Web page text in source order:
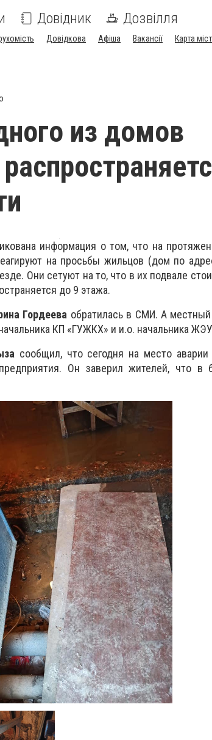
Довідник Дозвілля
Довідкова Афіша Вакансії Карта
из домов
информация о том, что на
на просьбы жильцов (дом по
Они сетуют на то, что в их подвале
до 9 этажа.
Гордеева обратилась в СМИ. А
КП «ГУЖКХ» и и.о. начальника
сообщил, что сегодня на место аварии
Он заверил жителей, что в